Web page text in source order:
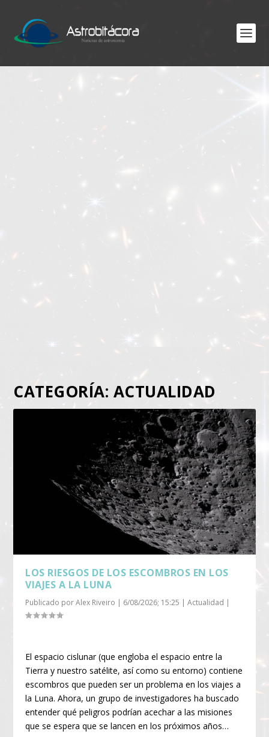
CATEGORÍA: ACTUALIDAD
LOS RIESGOS DE LOS ESCOMBROS EN LOS
VIAJES A LA LUNA
Publicado porAlex Riveiro | 6/08/2026; 15:25 |Actualidad |
El espacio cislunar (que engloba el espacio entre la
Tierra y nuestro satélite, así como su entorno) contiene
escombros que pueden ser un problema en los viajes a
la Luna. Ahora, un grupo de investigadores ha buscado
entender qué peligros podrían acechar a las misiones
que se espera que se lancen en los próximos años…